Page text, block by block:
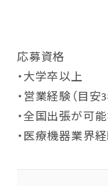
応募資格
・大学卒以上
・営業経験（目安
・全国出張が可能
・医療機器業界